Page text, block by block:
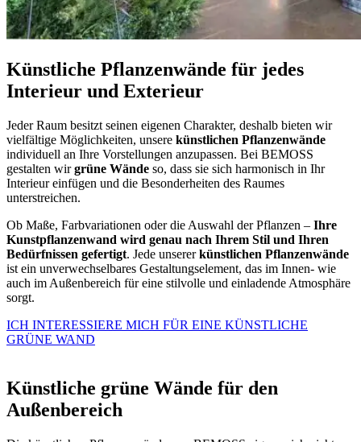
Künstliche Pflanzenwände für jedes
Interieur und Exterieur
Jeder Raum besitzt seinen eigenen Charakter, deshalb bieten wir
vielfältige Möglichkeiten, unsere künstlichen Pflanzenwände
individuell an Ihre Vorstellungen anzupassen. Bei BEMOSS
gestalten wirgrüne Wände so, dass sie sich harmonisch in Ihr
Interieur einfügen und die Besonderheiten des Raumes
unterstreichen.
Ob Maße, Farbvariationen oder die Auswahl der Pflanzen – Ihre
Kunstpflanzenwand wird genau nach Ihrem Stil und Ihren
Bedürfnissen gefertigt. Jede unsererkünstlichen Pflanzenwände
ist ein unverwechselbares Gestaltungselement, das im Innen- wie
auch im Außenbereich für eine stilvolle und einladende Atmosphäre
sorgt.
ICH INTERESSIERE MICH FÜR EINE KÜNSTLICHE
GRÜNE WAND
Künstliche grüne Wände für den
Außenbereich